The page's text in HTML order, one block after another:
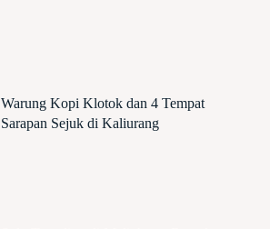
Warung Kopi Klotok dan 4 Tempat
Sarapan Sejuk di Kaliurang